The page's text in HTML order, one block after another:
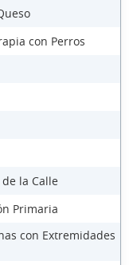
con Perros
la Calle
Primaria
con Extremidades